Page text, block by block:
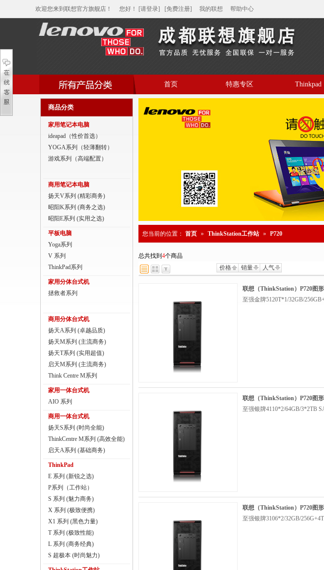
欢迎您来到联想官方旗舰店！ 您好 ！ [请登录] [免费注册] 我的联想 帮助中心
家用笔记本电脑
商用笔记本电脑
平板电脑
商用分体台式机
家用一体台式机
ThinkPad
ThinkStation工作站
联想服务器
首页 特惠专区 Thinkpad
商品分类
家用笔记本电脑
ideapad（性价首选）
YOGA系列（轻薄翻转）
游戏系列（高端配置）
商用笔记本电脑
扬天V系列 (精彩商务)
昭阳K系列 (商务之选)
昭阳E系列 (实用之选)
平板电脑
Yoga系列
V 系列
ThinkPad系列
家用分体台式机
拯救者系列
商用分体台式机
扬天A系列 (卓越品质)
扬天M系列 (主流商务)
扬天T系列 (实用超值)
启天M系列 (主流商务)
Think Centre M系列
家用一体台式机
AIO 系列
商用一体台式机
扬天S系列 (时尚全能)
ThinkCentre M系列 (高效全能)
启天A系列 (基础商务)
ThinkPad
E 系列 (新锐之选)
P系列（工作站）
S 系列 (魅力商务)
X 系列 (极致便携)
X1 系列 (黑色力量)
T 系列 (极致性能)
L 系列 (商务经典)
S 超极本 (时尚魅力)
您当前的位置： 首页 » ThinkStation工作站 » P720
总共找到 4个商品
价格
销量 人气
联想（ThinkStation）P720图
至强金牌5120T*1/32GB/
联想（ThinkStation）P720图
至强银牌4110*2/64GB/3*2TB
联想（ThinkStation）P720图
至强银牌3106*2/32GB/